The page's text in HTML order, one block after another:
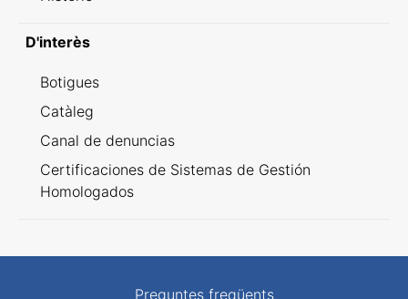
D'interès
Botigues
Catàleg
Canal de denuncias
Certificaciones de Sistemas de Gestión
Homologados
Preguntes freqüents